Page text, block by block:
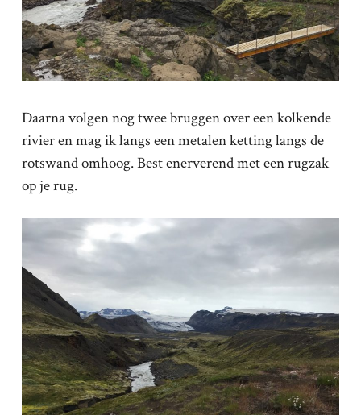
Daarna volgen nog twee bruggen over een kolkende
rivier en mag ik langs een metalen ketting langs de
rotswand omhoog. Best enerverend met een rugzak
op je rug.